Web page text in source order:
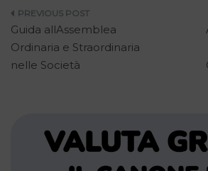
Navigazione
articoli
Guida allAssemblea
Ordinaria e Straordinaria
nelle Società